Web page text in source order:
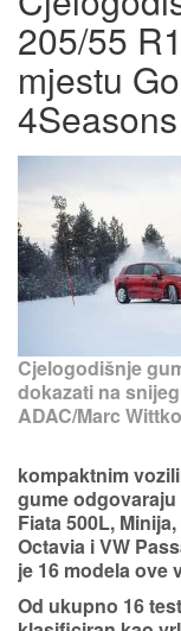
205/55
mjestu
4Seasons
Cjelogodišnje
dokazati na
ADAC/Marc
kompaktnim
gume
Fiata 500L,
Octavia i VW
je 16 modela ove
Od ukupno 16